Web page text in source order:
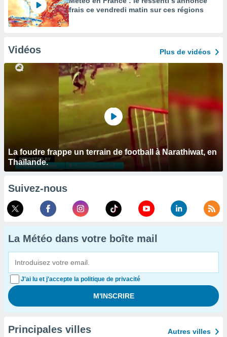
frais ce vendredi matin sur ces régions
Vidéos Plus de vidéos
La foudre frappe un terrain de football à Narathiwat, en
Thaïlande.
Suivez-nous
La Météo dans votre boîte mail
J'ai lu et j'accepte la politique de privacité
Principales villes Autres villes